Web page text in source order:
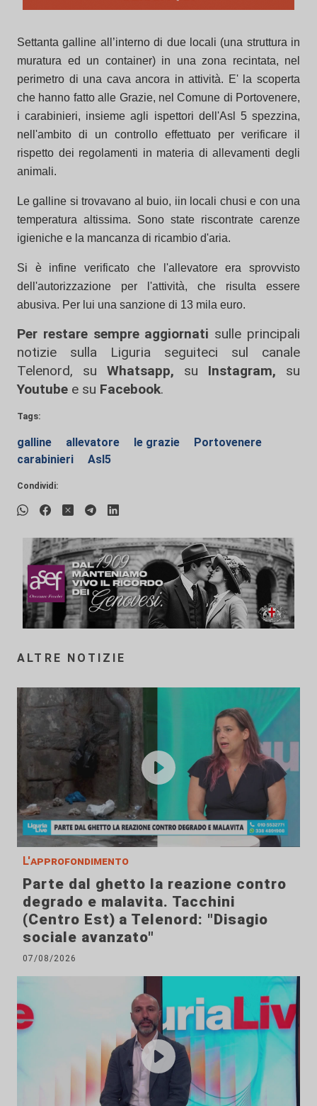
Settanta galline all’interno di due locali (una struttura in
muratura ed un container) in una zona recintata, nel
perimetro di una cava ancora in attività. E' la scoperta
che hanno fatto alle Grazie, nel Comune di Portovenere,
i carabinieri, insieme agli ispettori dell'Asl 5 spezzina,
nell'ambito di un controllo effettuato per verificare il
rispetto dei regolamenti in materia di allevamenti degli
animali.
Le galline si trovavano al buio, iin locali chusi e con una
temperatura altissima. Sono state riscontrate carenze
igieniche e la mancanza di ricambio d'aria.
Si è infine verificato che l'allevatore era sprovvisto
dell'autorizzazione per l'attività, che risulta essere
abusiva. Per lui una sanzione di 13 mila euro.
Per restare sempre aggiornati sulle principali
notizie sulla Liguria seguiteci sul canale
Telenord, su
Whatsapp, su Instagram, su
Youtube e su Facebook.
Tags:
galline allevatore le grazie
Portovenere
carabinieri
Asl5
Condividi:
ALTRE NOTIZIE
L'approfondimento
Parte dal ghetto la reazione contro
degrado e malavita. Tacchini
(Centro Est) a Telenord: "Disagio
sociale avanzato"
07/08/2026